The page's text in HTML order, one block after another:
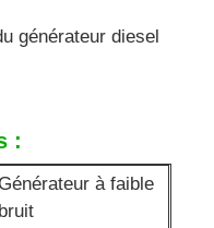
générateur diesel
:
Générateur à faible
bruit